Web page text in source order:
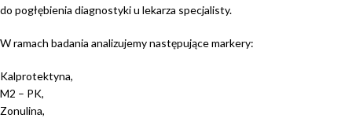
do pogłębienia diagnostyki u lekarza specjalisty.
W ramach badania analizujemy następujące markery:
Kalprotektyna,
M2 – PK,
Zonulina,